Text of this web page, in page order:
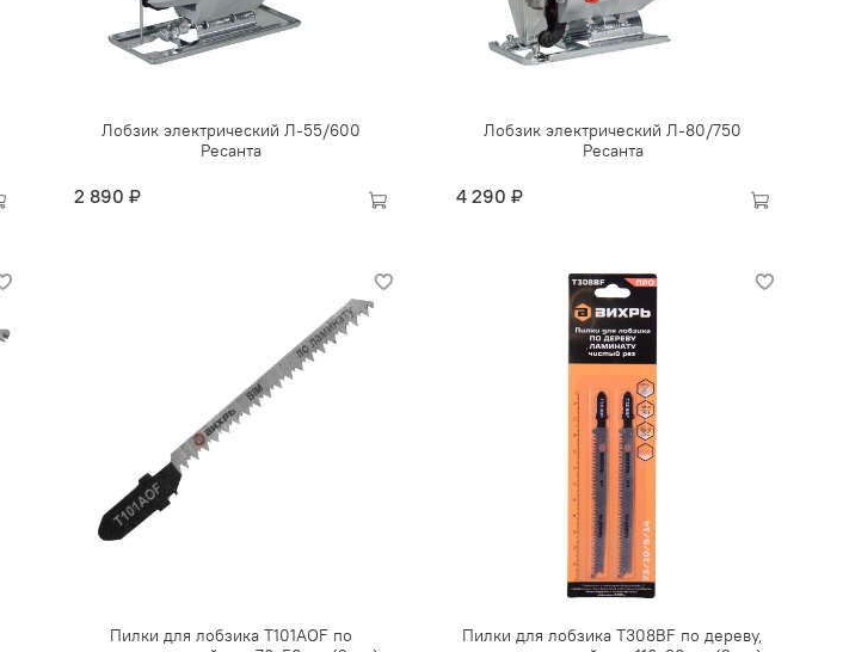
Лобзик электрический Л-55/600
Ресанта
2 890 ₽
Лобзик электрический Л-80/750
Ресанта
4 290 ₽
Пилки для лобзика Т101АOF по
Пилки для лобзика Т308ВF по дереву,